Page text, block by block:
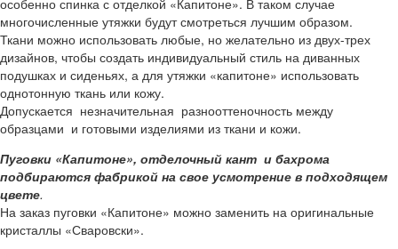
многочисленные утяжки будут смотреться лучшим образом.
Ткани можно использовать любые, но желательно из двух-трех
дизайнов, чтобы создать индивидуальный стиль на диванных
подушках и сиденьях, а для утяжки «капитоне» использовать
однотонную ткань или кожу.
Допускается незначительная разнооттеночность между
образцами и готовыми изделиями из ткани и кожи.
Пуговки «Капитоне», отделочный кант и бахрома
подбираются фабрикой на свое усмотрение в подходящем
цвете.
На заказ пуговки «Капитоне» можно заменить на оригинальные
кристаллы «Сваровски».